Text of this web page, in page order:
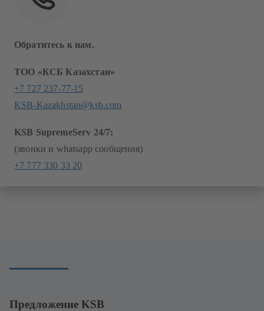
Обратитесь к нам.
ТОО «КСБ Казахстан»
+7 727 237-77-15
KSB-Kazakhstan@ksb.com
KSB SupremeServ 24/7:
(звонки и whatsapp сообщения)
+7 777 330 33 20
Предложение KSB